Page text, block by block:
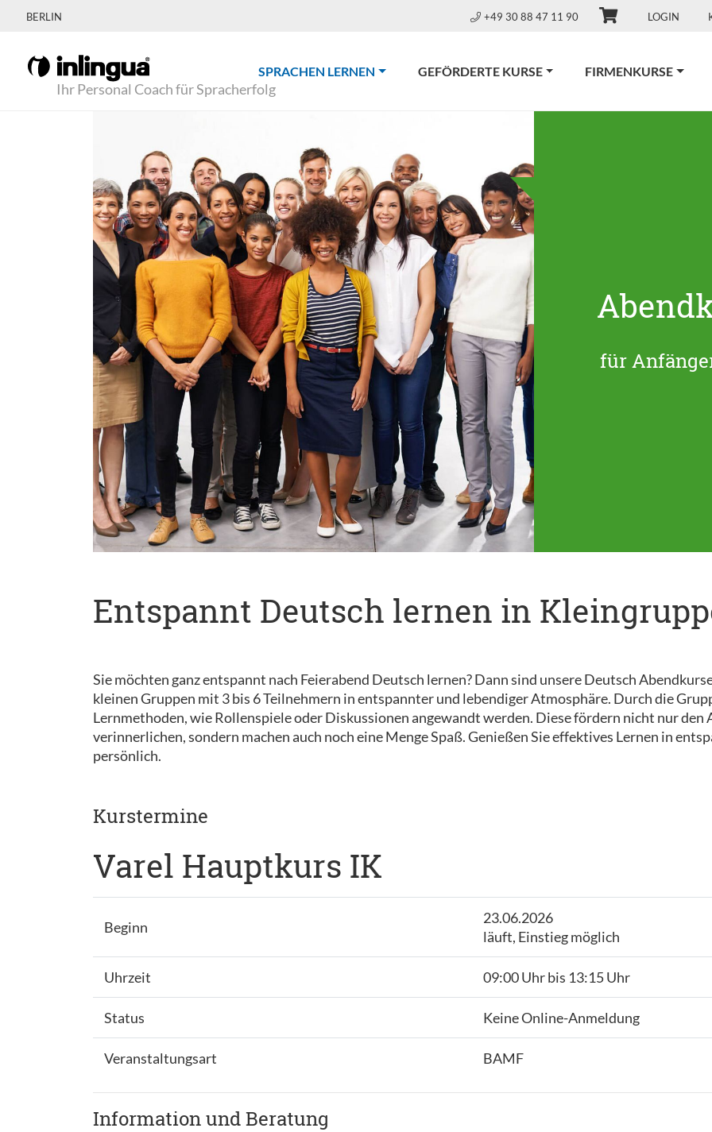
BERLIN +49 30 88 47 11 90 LOGIN
Ihr Personal Coach für Spracherfolg
SPRACHEN LERNEN(CURRENT)GEFÖRDERTE KURSE FIRMENKURSE
für
Entspannt Deutsch lernen in
Sie möchten ganz entspannt nach Feierabend Deutsch lernen? Dann sind unsere Deutsch
kleinen Gruppen mit 3 bis 6 Teilnehmern in entspannter und lebendiger Atmosphäre. Durch die
Lernmethoden, wie Rollenspiele oder Diskussionen angewandt werden. Diese fördern nicht nur den
verinnerlichen, sondern machen auch noch eine Menge Spaß. Genießen Sie effektives Lernen in
persönlich.
Kurstermine
Varel Hauptkurs IK
Beginn
23.06.2026
läuft, Einstieg möglich
Uhrzeit 09:00 Uhr bis 13:15 Uhr
Status Keine Online-Anmeldung
Veranstaltungsart BAMF
Information und Beratung